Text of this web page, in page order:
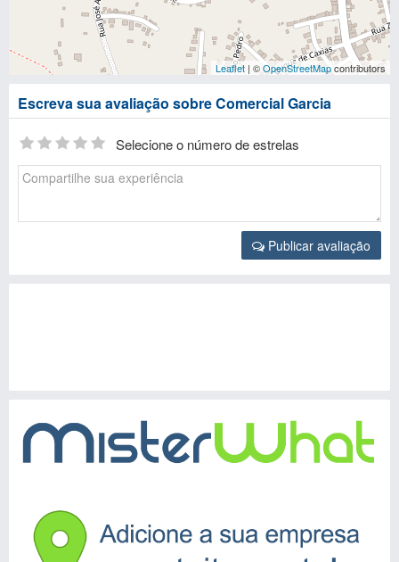
Leaflet | ©OpenStreetMapcontributors
Escreva sua avaliação sobre Comercial Garcia
Selecione o número de estrelas
Publicar avaliação